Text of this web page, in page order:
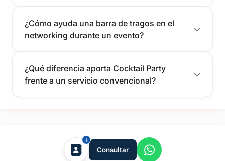
¿Cómo ayuda una barra de tragos en el
networking durante un evento?
¿Qué diferencia aporta Cocktail Party
frente a un servicio convencional?
Consultar
tufiesta.com.uy